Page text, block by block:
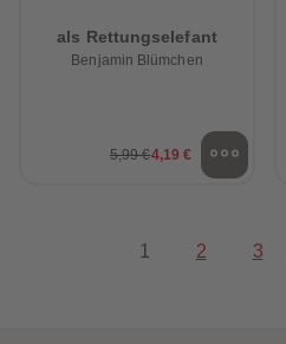
als Rettungselefant
Benjamin Blümchen
5,99 €4,19 €
1 2 3